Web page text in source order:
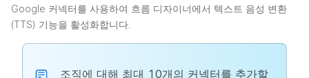
Google 커넥터를 사용하여 흐름 디자이너에서 텍스트 음성 변환
(TTS) 기능을 활성화합니다.
조직에 대해 최대 10개의 커넥터를 추가할